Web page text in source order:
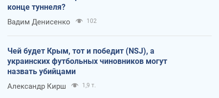
конце туннеля?
Вадим Денисенко 102
Чей будет Крым, тот и победит (NSJ), а
украинских футбольных чиновников могут
назвать убийцами
Александр Кирш 1,9 т.